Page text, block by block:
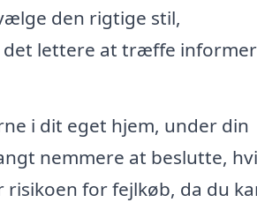
den rigtige stil,
lettere at træffe
i dit eget hjem, under din
nemmere at beslutte,
for fejlkøb, da du